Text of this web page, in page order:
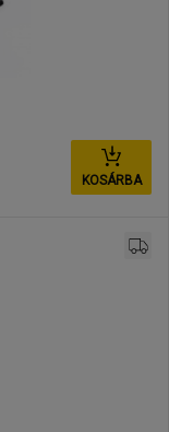
KOSÁRBA